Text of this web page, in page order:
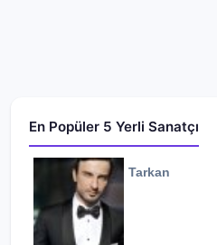
En Popüler 5 Yerli Sanatçı
Tarkan